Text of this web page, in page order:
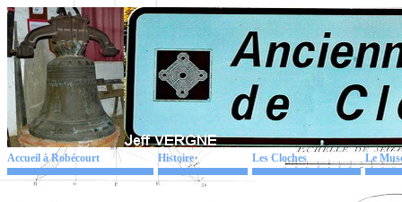
Accueil à Robécourt Histoire Les Cloches Le